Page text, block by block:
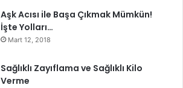
Aşk Acısı ile Başa Çıkmak Mümkün!
İşte Yolları…
Mart 12, 2018
Sağlıklı Zayıflama ve Sağlıklı Kilo
Verme